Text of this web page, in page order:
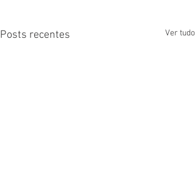
Posts recentes Ver tudo